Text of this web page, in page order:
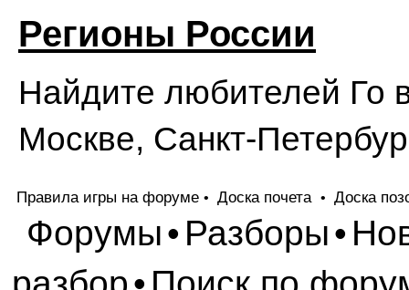
Регионы России
Найдите любителей Го
Москве, Санкт-
Правила игры на форуме • Доска почета • Доска
Форумы• Разборы•